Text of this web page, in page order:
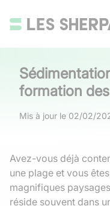
formation
Mis à jour le 02/02/
Avez-vous déjà
une plage et vous
magnifiques
réside souvent dans